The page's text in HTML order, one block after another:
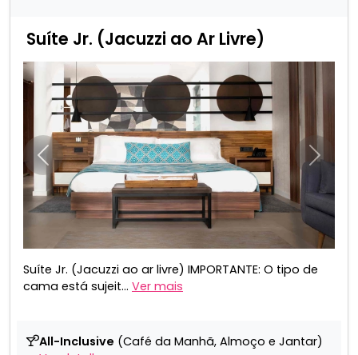
Suíte Jr. (Jacuzzi ao Ar Livre)
Anterior
Suíte Jr. (Jacuzzi ao ar livre) IMPORTANTE: O tipo de
cama está sujeit... Ver mais
All-Inclusive (Café da Manhã, Almoço e Jantar)